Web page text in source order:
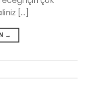
[…]
→